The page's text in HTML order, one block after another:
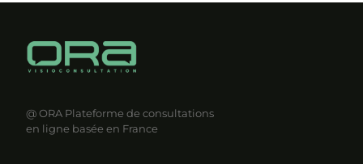
@ ORA Plateforme de consultations
en ligne basée en France